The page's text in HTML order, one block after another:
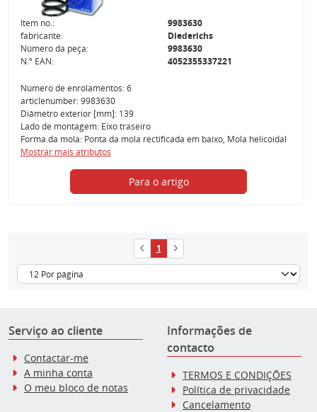
Item no.:
9983630
fabricante:
Diederichs
Número da peça:
9983630
N.º EAN:
4052355337221
Número de enrolamentos: 6
articlenumber: 9983630
Diâmetro exterior [mm]: 139
Lado de montagem: Eixo traseiro
Forma da mola: Ponta da mola rectificada em baixo, Mola helicoidal
Mostrar mais atributos
Para o artigo
1
Serviço ao cliente
Contactar-me
A minha conta
O meu bloco de notas
Informações de
contacto
TERMOS E CONDIÇÕES
Política de privacidade
Cancelamento